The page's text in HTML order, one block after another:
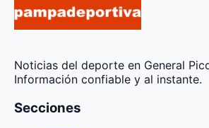
Noticias del deporte en General
Información confiable y al instante.
Secciones